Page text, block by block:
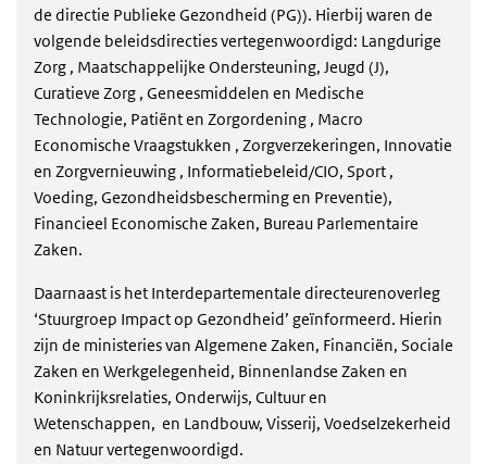
de directie Publieke Gezondheid (PG)). Hierbij waren de
volgende beleidsdirecties vertegenwoordigd: Langdurige
Zorg , Maatschappelijke Ondersteuning, Jeugd (J),
Curatieve Zorg , Geneesmiddelen en Medische
Technologie, Patiënt en Zorgordening , Macro
Economische Vraagstukken , Zorgverzekeringen, Innovatie
en Zorgvernieuwing , Informatiebeleid/CIO, Sport ,
Voeding, Gezondheidsbescherming en Preventie),
Financieel Economische Zaken, Bureau Parlementaire
Zaken.
Daarnaast is het Interdepartementale directeurenoverleg
‘Stuurgroep Impact op Gezondheid’ geïnformeerd. Hierin
zijn de ministeries van Algemene Zaken, Financiën, Sociale
Zaken en Werkgelegenheid, Binnenlandse Zaken en
Koninkrijksrelaties, Onderwijs, Cultuur en
Wetenschappen, en Landbouw, Visserij, Voedselzekerheid
en Natuur vertegenwoordigd.